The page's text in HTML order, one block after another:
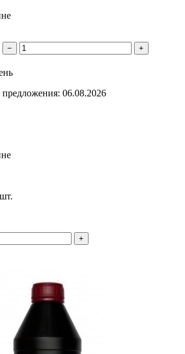
−
+
предложения: 06.08.2026
+